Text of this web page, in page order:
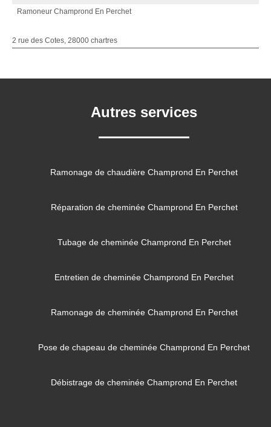
Ramoneur Champrond En Perchet
2 rue des Cotes, 28000 chartres
Autres services
Ramonage de chaudière Champrond En Perchet
Réparation de cheminée Champrond En Perchet
Tubage de cheminée Champrond En Perchet
Entretien de cheminée Champrond En Perchet
Ramonage de cheminée Champrond En Perchet
Pose de chapeau de cheminée Champrond En Perchet
Débistrage de cheminée Champrond En Perchet